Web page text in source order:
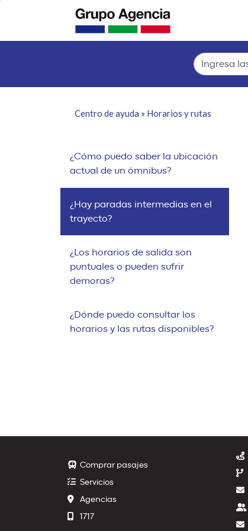
Centro de ayuda » Horarios y rutas
¿Cómo puedo saber la ubicación
actual de un ómnibus?
¿Hay paradas intermedias en el
trayecto?
¿Los horarios de salida son
puntuales o pueden sufrir
demoras?
¿Dónde puedo consultar los
horarios y las rutas disponibles?
Comprar pasajes
Servicios
Agencias
1717